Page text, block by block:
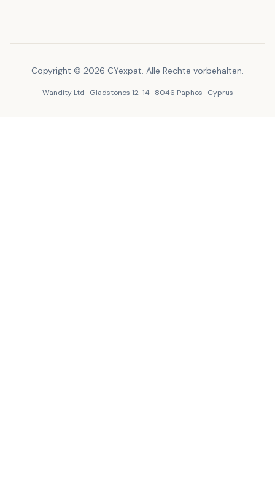
Copyright © 2026 CYexpat. Alle Rechte vorbehalten.
Wandity Ltd · Gladstonos 12-14 · 8046 Paphos · Cyprus